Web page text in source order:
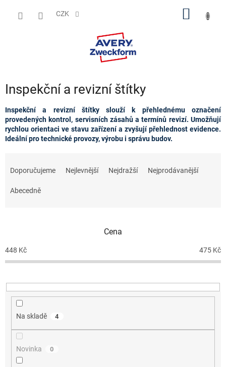
CZK
Inspekční a revizní štítky
Inspekční a revizní štítky slouží k přehlednému označení
provedených kontrol, servisních zásahů a termínů revizí. Umožňují
rychlou orientaci ve stavu zařízení a zvyšují přehlednost evidence.
Ideální pro technické provozy, výrobu i správu budov.
o
d
k
t
Doporučujeme Nejlevnější Nejdražší Nejprodávanější
Abecedně
Cena
448 Kč 475 Kč
Na skladě 4
Novinka 0